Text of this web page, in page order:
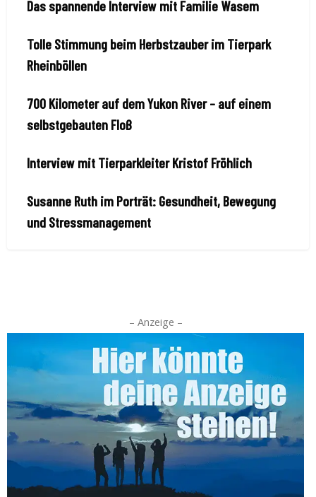
Das spannende Interview mit Familie Wasem
Tolle Stimmung beim Herbstzauber im Tierpark
Rheinböllen
700 Kilometer auf dem Yukon River – auf einem
selbstgebauten Floß
Interview mit Tierparkleiter Kristof Fröhlich
Susanne Ruth im Porträt: Gesundheit, Bewegung
und Stressmanagement
– Anzeige –